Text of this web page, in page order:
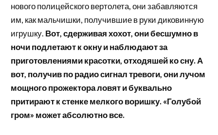
нового полицейского вертолета, они забавляются
им, как мальчишки, получившие в руки диковинную
игрушку. Вот, сдерживая хохот, они бесшумно в
ночи подлетают к окну и наблюдают за
приготовлениями красотки, отходяшей ко сну. А
вот, получив по радио сигнал тревоги, они лучом
мощного прожектора ловят и буквально
притирают к стенке мелкого воришку. «Голубой
гром» может абсолютно все.